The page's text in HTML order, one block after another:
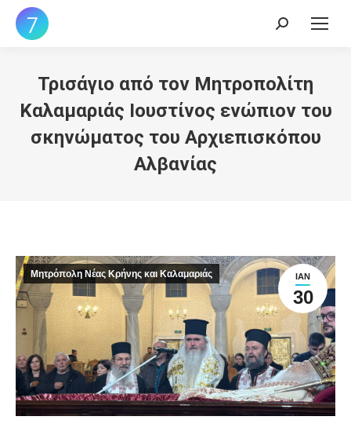
Search:
Τρισάγιο από τον Μητροπολίτη
Καλαμαριάς Ιουστίνος ενώπιον του
σκηνώματος του Αρχιεπισκόπου
Αλβανίας
ΙΑΝ
30
Μητρόπολη Νέας Κρήνης και Καλαμαριάς